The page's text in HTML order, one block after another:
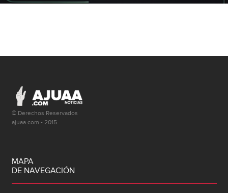
© Derechos Reservados
ajuaa.com - 2015
MAPA
DE NAVEGACIÓN